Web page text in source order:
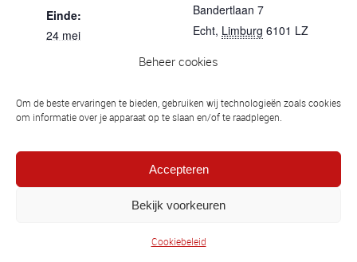
Beheer cookies
Om de beste ervaringen te bieden, gebruiken wij technologieën zoals cookies
om informatie over je apparaat op te slaan en/of te raadplegen.
Accepteren
Bekijk voorkeuren
Cookiebeleid
Einde:
24 mei
Evenement Categorie:
Bandertlaan 7
Echt, Limburg 6101 LZ